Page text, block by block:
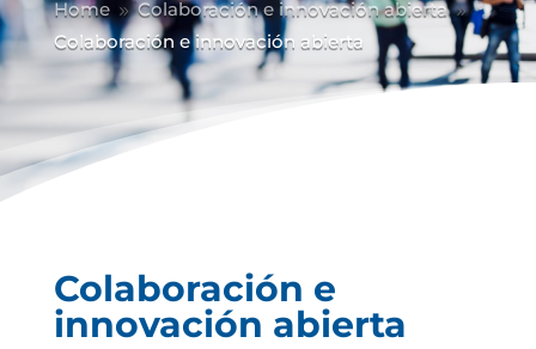
Home 9 Colaboración e innovación abierta 9
Colaboración e innovación abierta
Colaboración e
innovación abierta